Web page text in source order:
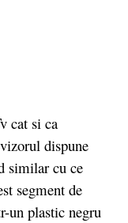
cat si ca
dispune
similar cu ce
segment de
un plastic negru